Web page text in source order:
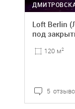
Loft Berlin
под
120 м2
5